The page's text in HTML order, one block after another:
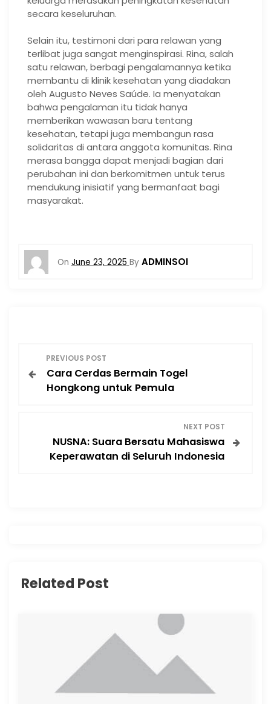
secara keseluruhan.
Selain itu, testimoni dari para relawan yang
terlibat juga sangat menginspirasi. Rina, salah
satu relawan, berbagi pengalamannya ketika
membantu di klinik kesehatan yang diadakan
oleh Augusto Neves Saúde. Ia menyatakan
bahwa pengalaman itu tidak hanya
memberikan wawasan baru tentang
kesehatan, tetapi juga membangun rasa
solidaritas di antara anggota komunitas. Rina
merasa bangga dapat menjadi bagian dari
perubahan ini dan berkomitmen untuk terus
mendukung inisiatif yang bermanfaat bagi
masyarakat.
On June 23, 2025 By ADMINSOI
o
g
PREVIOUS POST
Cara Cerdas Bermain Togel
Hongkong untuk Pemula
NEXT POST
NUSNA: Suara Bersatu Mahasiswa
Keperawatan di Seluruh Indonesia
Related Post